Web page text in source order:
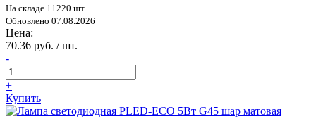
На складе 11220 шт.
Обновлено 07.08.2026
Цена:
70.36 руб. / шт.
-
+
Купить